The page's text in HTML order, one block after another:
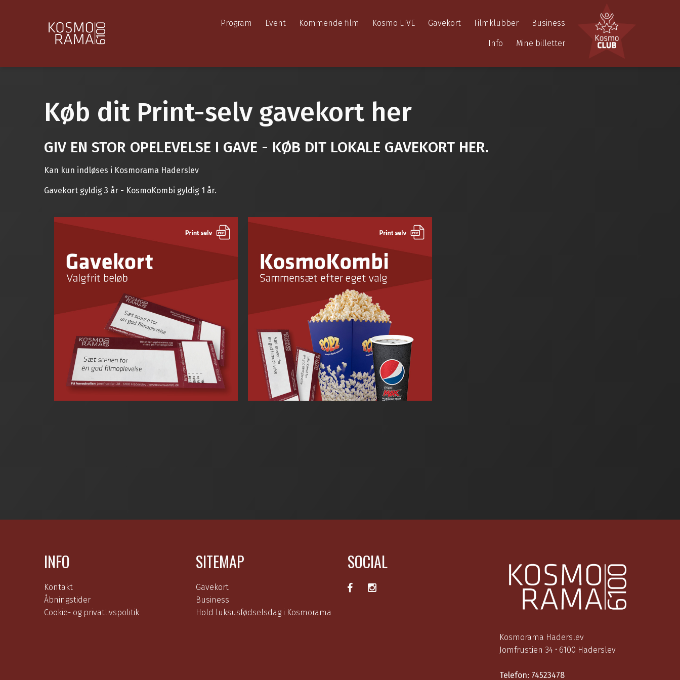
Program Event Kommende film Kosmo LIVE Gavekort Filmklubber Business
Info Mine billetter
Køb dit Print-selv gavekort her
GIV EN STOR OPELEVELSE I GAVE - KØB DIT LOKALE GAVEKORT HER.
Kan kun indløses i Kosmorama Haderslev
Gavekort gyldig 3 år - KosmoKombi gyldig 1 år.
INFO
Kontakt
Åbningstider
Cookie- og privatlivspolitik
SITEMAP
Gavekort
Business
Hold luksusfødselsdag i Kosmorama
SOCIAL
Kosmorama Haderslev
Jomfrustien 34 • 6100 Haderslev
Telefon: 74523478